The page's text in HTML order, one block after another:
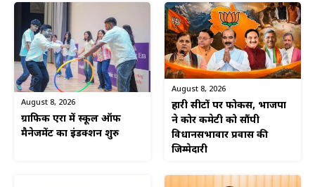
August 8, 2026
ग्राफिक एरा में स्कूल ऑफ
मैनेजमेंट का इंडक्शन शुरु
August 8, 2026
हारी सीटों पर फोकस, भाजपा
ने कोर कमेटी को सौंपी
विधानसभावार प्रवास की
जिम्मेदारी